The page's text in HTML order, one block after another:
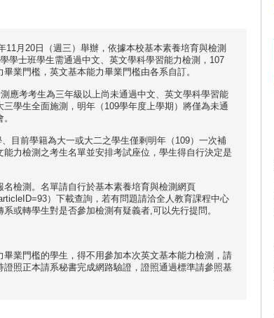
11⽉20⽇（週三）舉辦，依據本校基本素養培育與檢測
學士班學生需通過中文、英文學科學習能力檢測，107
業門檻，英文基本能力畢業門檻由各系自訂。
應考考生為三年級以上尚未通過中文、英文學科學習能
學生全面施測，明年（109學年度上學期）將僅為未通
目前學籍為大一或大二之學生僅剩明年（109）一次補
力檢測之考生名單並安排考試座位，學生得自行決定是
檢測。名單請⾃⾏於基本素養培育與檢測網頁
）下載查詢，若有問題請洽全⼈教育課程中⼼
或轉學生對是否參加檢測有疑義者,可以先行提問。
業⾨檻的學生，得不用參加本次英文基本能力檢測，請
照正本請系秘書完成網路驗證，證照通過標準請參照基